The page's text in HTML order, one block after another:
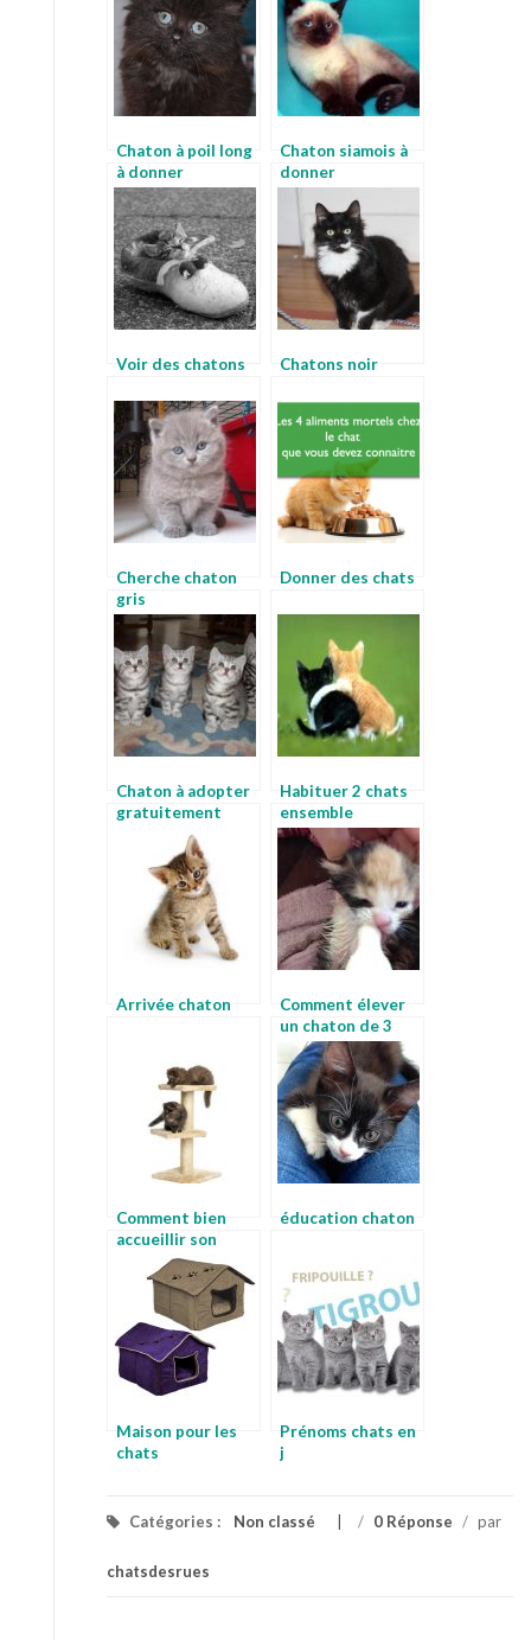
Chaton à poil long
à donner
Chaton siamois à
donner
Voir des chatons Chatons noir
Cherche chaton
gris
Donner des chats
Chaton à adopter
gratuitement
Habituer 2 chats
ensemble
Arrivée chaton
Comment élever
un chaton de 3
mois
Comment bien
accueillir son
chaton
éducation chaton
Maison pour les
chats
Prénoms chats en
j
Catégories : Non classé / 0 Réponse / par
chatsdesrues